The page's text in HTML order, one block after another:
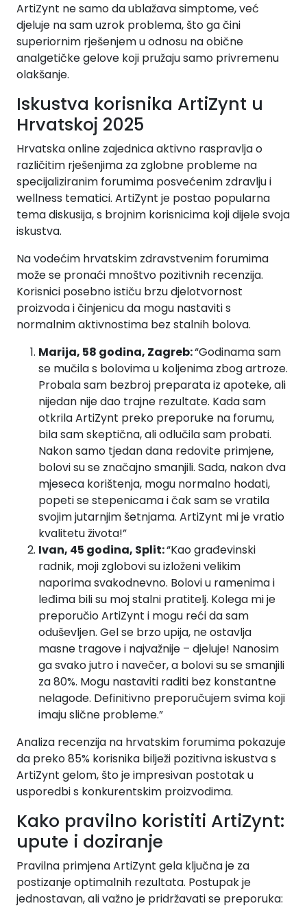
ArtiZynt ne samo da ublažava simptome, već
djeluje na sam uzrok problema, što ga čini
superiornim rješenjem u odnosu na obične
analgetičke gelove koji pružaju samo privremenu
olakšanje.
Iskustva korisnika ArtiZynt u
Hrvatskoj 2025
Hrvatska online zajednica aktivno raspravlja o
različitim rješenjima za zglobne probleme na
specijaliziranim forumima posvećenim zdravlju i
wellness tematici. ArtiZynt je postao popularna
tema diskusija, s brojnim korisnicima koji dijele svoja
iskustva.
Na vodećim hrvatskim zdravstvenim forumima
može se pronaći mnoštvo pozitivnih recenzija.
Korisnici posebno ističu brzu djelotvornost
proizvoda i činjenicu da mogu nastaviti s
normalnim aktivnostima bez stalnih bolova.
Marija, 58 godina, Zagreb:“Godinama sam
se mučila s bolovima u koljenima zbog artroze.
Probala sam bezbroj preparata iz apoteke, ali
nijedan nije dao trajne rezultate. Kada sam
otkrila ArtiZynt preko preporuke na forumu,
bila sam skeptična, ali odlučila sam probati.
Nakon samo tjedan dana redovite primjene,
bolovi su se značajno smanjili. Sada, nakon dva
mjeseca korištenja, mogu normalno hodati,
popeti se stepenicama i čak sam se vratila
svojim jutarnjim šetnjama. ArtiZynt mi je vratio
kvalitetu života!”
Ivan, 45 godina, Split:“Kao građevinski
radnik, moji zglobovi su izloženi velikim
naporima svakodnevno. Bolovi u ramenima i
leđima bili su moj stalni pratitelj. Kolega mi je
preporučio ArtiZynt i mogu reći da sam
oduševljen. Gel se brzo upija, ne ostavlja
masne tragove i najvažnije – djeluje! Nanosim
ga svako jutro i navečer, a bolovi su se smanjili
za 80%. Mogu nastaviti raditi bez konstantne
nelagode. Definitivno preporučujem svima koji
imaju slične probleme.”
Analiza recenzija na hrvatskim forumima pokazuje
da preko 85% korisnika bilježi pozitivna iskustva s
ArtiZynt gelom, što je impresivan postotak u
usporedbi s konkurentskim proizvodima.
Kako pravilno koristiti ArtiZynt:
upute i doziranje
Pravilna primjena ArtiZynt gela ključna je za
postizanje optimalnih rezultata. Postupak je
jednostavan, ali važno je pridržavati se preporuka: